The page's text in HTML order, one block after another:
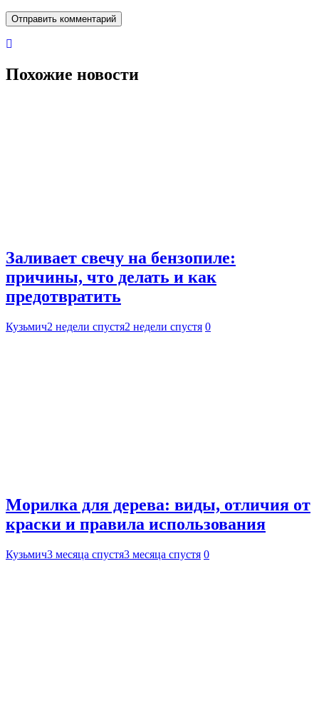
Похожие новости
Заливает свечу на бензопиле:
причины, что делать и как
предотвратить
Кузьмич2 недели спустя2 недели спустя 0
Морилка для дерева: виды, отличия от
краски и правила использования
Кузьмич3 месяца спустя3 месяца спустя 0